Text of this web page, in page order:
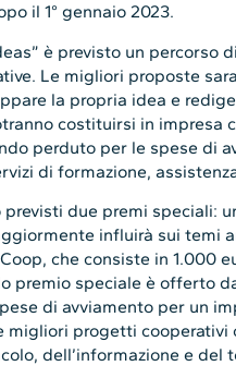
il 1° gennaio 2023.
è previsto un percorso
Le migliori proposte
la propria idea e
costituirsi in impresa
perduto per le spese di
di formazione,
due premi speciali:
influirà sui temi
che consiste in 1.000
premio speciale è offerto
di avviamento per un
migliori progetti
dell’informazione e del